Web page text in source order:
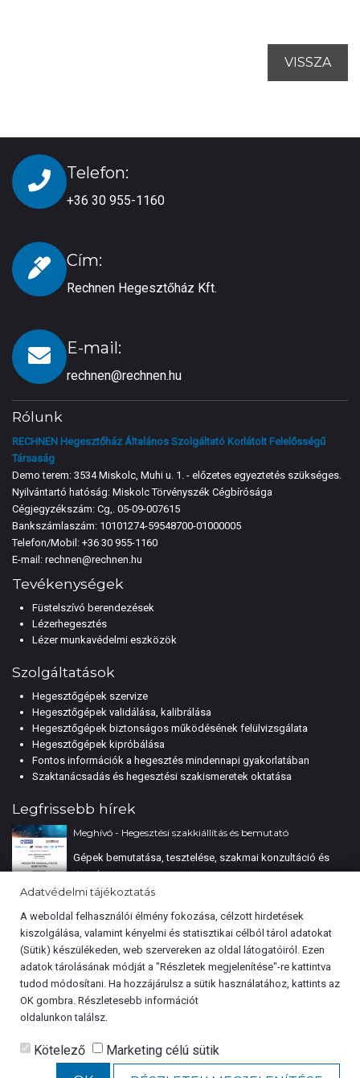
VISSZA
Telefon:
+36 30 955-1160
Cím:
Rechnen Hegesztőház Kft.
E-mail:
rechnen@rechnen.hu
Rólunk
RECHNEN Hegesztőház Általános Szolgáltató Korlátolt Felelősségű
Társaság
Demo terem: 3534 Miskolc, Muhi u. 1. - előzetes egyeztetés szükséges.
Nyilvántartó hatóság: Miskolc Törvényszék Cégbírósága
Cégjegyzékszám: Cg,. 05-09-007615
Bankszámlaszám: 10101274-59548700-01000005
Telefon/Mobil: +36 30 955-1160
E-mail: rechnen@rechnen.hu
Tevékenységek
Füstelszívó berendezések
Lézerhegesztés
Lézer munkavédelmi eszközök
Szolgáltatások
Hegesztőgépek szervize
Hegesztőgépek validálása, kalibrálása
Hegesztőgépek biztonságos működésének felülvizsgálata
Hegesztőgépek kipróbálása
Fontos információk a hegesztés mindennapi gyakorlatában
Szaktanácsadás és hegesztési szakismeretek oktatása
Legfrissebb hírek
Meghívó - Hegesztési szakkiállítás és bemutató
Gépek bemutatása, tesztelése, szakmai konzultáció és
tippek
Rechnen - Portfólió
Tájékoztatás
Lézerhegesztés továbbképzés
Lézerhegesztés továbbképzés a Lasermach by Photonweld
Adatvédelmi tájékoztatás
A weboldal felhasználói élmény fokozása, célzott hirdetések
kiszolgálása, valamint kényelmi és statisztikai célból tárol adatokat
(Sütik) készülékeden, web szervereken az oldal látogatóiról. Ezen
adatok tárolásának módját a "Részletek megjelenítése"-re kattintva
tudod módosítani. Ha hozzájárulsz a sütik használatához, kattints az
OK gombra. Részletesebb információt
oldalunkon találsz.
Kötelező Marketing célú sütik